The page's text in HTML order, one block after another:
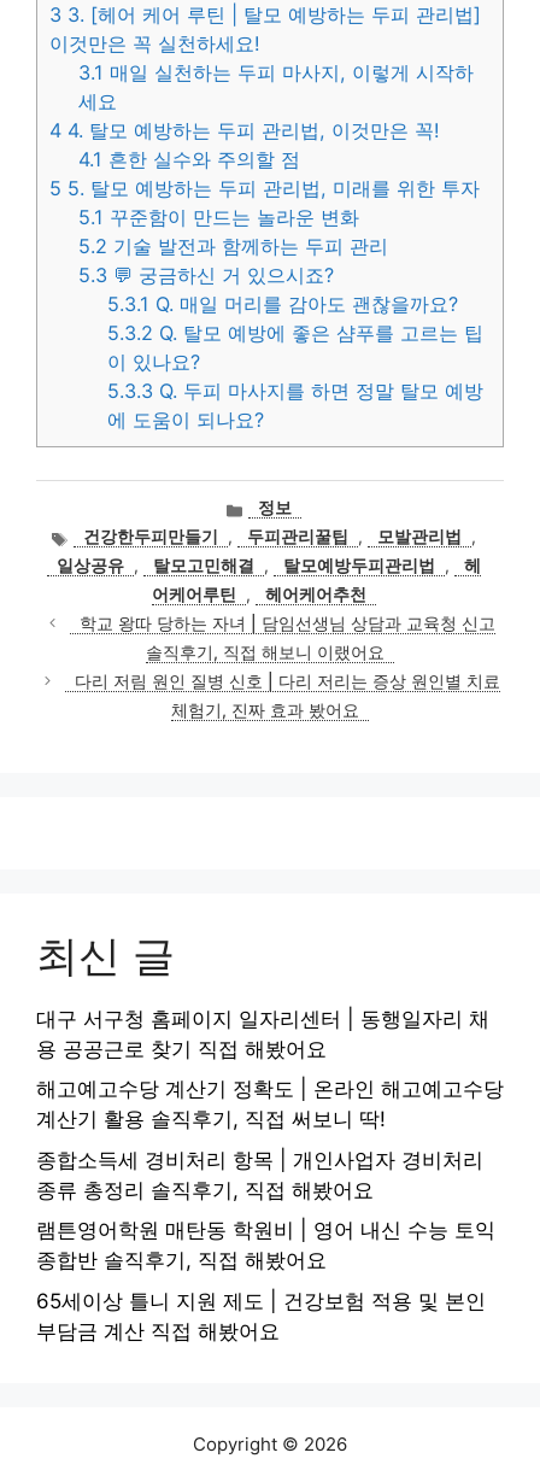
3 3. [헤어 케어 루틴 | 탈모 예방하는 두피 관리법]
이것만은 꼭 실천하세요!
3.1 매일 실천하는 두피 마사지, 이렇게 시작하
세요
4 4. 탈모 예방하는 두피 관리법, 이것만은 꼭!
4.1 흔한 실수와 주의할 점
5 5. 탈모 예방하는 두피 관리법, 미래를 위한 투자
5.1 꾸준함이 만드는 놀라운 변화
5.2 기술 발전과 함께하는 두피 관리
5.3 💬 궁금하신 거 있으시죠?
5.3.1 Q. 매일 머리를 감아도 괜찮을까요?
5.3.2 Q. 탈모 예방에 좋은 샴푸를 고르는 팁
이 있나요?
5.3.3 Q. 두피 마사지를 하면 정말 탈모 예방
에 도움이 되나요?
카
테
고
리
정보
태
그
건강한두피만들기 , 두피관리꿀팁 , 모발관리법
,
일상공유 , 탈모고민해결 , 탈모예방두피관리법 ,
헤
어케어루틴
,
헤어케어추천
학교 왕따 당하는 자녀 | 담임선생님 상담과 교육청 신고
솔직후기, 직접 해보니 이랬어요
다리 저림 원인 질병 신호 | 다리 저리는 증상 원인별 치료
체험기, 진짜 효과 봤어요
최신 글
대구 서구청 홈페이지 일자리센터 | 동행일자리 채
용 공공근로 찾기 직접 해봤어요
해고예고수당 계산기 정확도 | 온라인 해고예고수당
계산기 활용 솔직후기, 직접 써보니 딱!
종합소득세 경비처리 항목 | 개인사업자 경비처리
종류 총정리 솔직후기, 직접 해봤어요
램튼영어학원 매탄동 학원비 | 영어 내신 수능 토익
종합반 솔직후기, 직접 해봤어요
65세이상 틀니 지원 제도 | 건강보험 적용 및 본인
부담금 계산 직접 해봤어요
Copyright © 2026